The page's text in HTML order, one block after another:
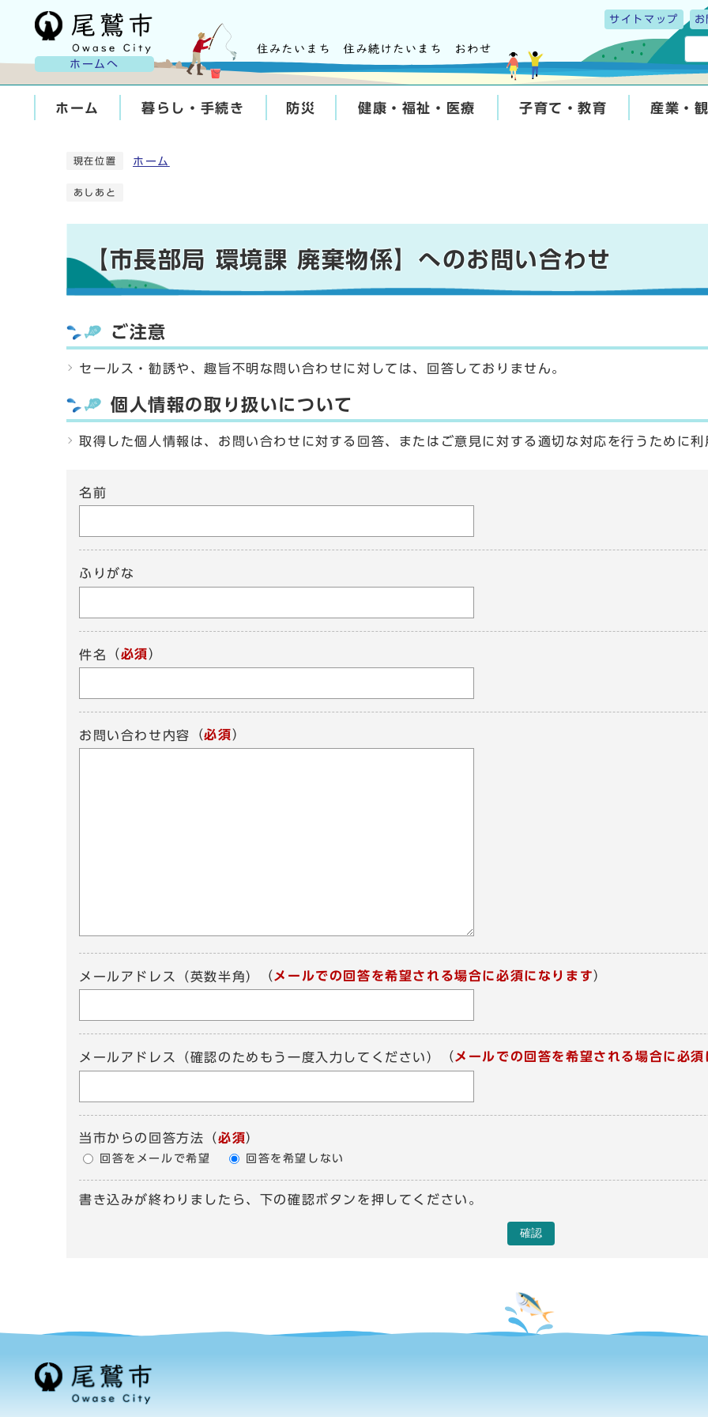
ホームへ
サイトマップ
ホーム 暮らし・手続き 防災 健康・福祉・医療 子育て・教育 産業・
現在位置 ホーム
あしあと
【市長部局 環境課 廃棄物係】へのお問い合わせ
ご注意
セールス・勧誘や、趣旨不明な問い合わせに対しては、回答しておりません。
個人情報の取り扱いについて
取得した個人情報は、お問い合わせに対する回答、またはご意見に対する適切な対応を行うために
名前
ふりがな
件名 （必須）
お問い合わせ内容 （必須）
メールアドレス（英数半角） （ メールでの回答を希望される場合に必須になります）
メールアドレス（確認のためもう一度入力してください） （メールでの回答を希望される場合に必須
当市からの回答方法 （必須）
回答をメールで希望 回答を希望しない
書き込みが終わりましたら、下の確認ボタンを押してください。
確認